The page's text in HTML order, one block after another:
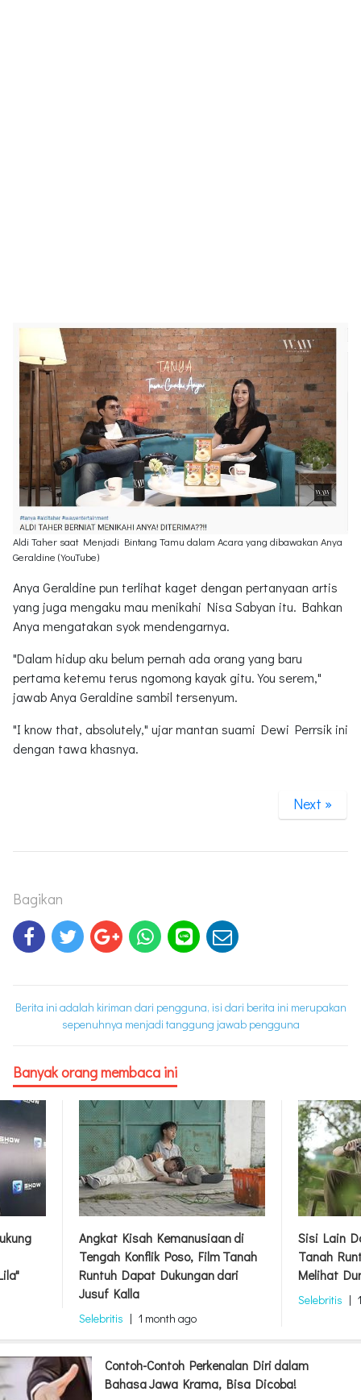
Aldi Taher saat Menjadi Bintang Tamu dalam Acara yang dibawakan Anya
Geraldine (YouTube)
Anya Geraldine pun terlihat kaget dengan pertanyaan artis
yang juga mengaku mau menikahi Nisa Sabyan itu. Bahkan
Anya mengatakan syok mendengarnya.
"Dalam hidup aku belum pernah ada orang yang baru
pertama ketemu terus ngomong kayak gitu. You serem,"
jawab Anya Geraldine sambil tersenyum.
"I know that, absolutely," ujar mantan suami Dewi Perrsik ini
dengan tawa khasnya.
Next »
Bagikan
Berita ini adalah kiriman dari pengguna, isi dari berita ini merupakan
sepenuhnya menjadi tanggung jawab pengguna
Banyak orang membaca ini
Angkat Kisah Kemanusiaan di
Tengah Konflik Poso, Film Tanah
Runtuh Dapat Dukungan dari
Jusuf Kalla
Selebritis | 1 month ago
Sisi Lain
Tanah
Melihat
Selebritis |
Contoh-Contoh Perkenalan Diri dalam
Bahasa Jawa Krama, Bisa Dicoba!